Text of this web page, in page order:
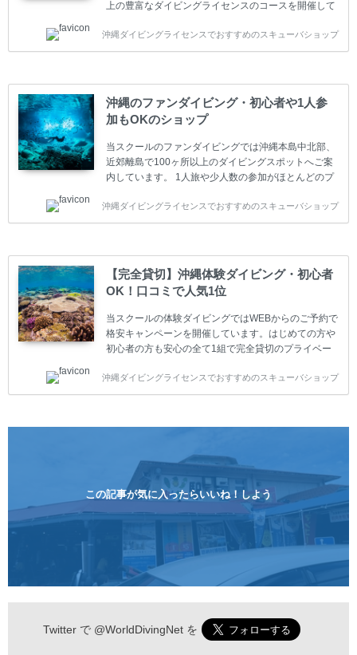
上の豊富なダイビングライセンスのコースを開催して
(TEC)のコースもご用意しています。 当スクールを受
講するお客様は一人参加などの少人数のご参加が最も
スクールです。各種ダイビングライセンス取得コース
は年間を通じてキャンペーンを行っています。 ベーシ
ックダイバー(Cカード) 1日間+eラーニング 最安値キ
ャンペーン ￥22800(税込) ￥16800(税込) 器材 / 送
迎 / 保険 / 全て込み ダイビング...
沖縄ダイビングライセンスでおすすめのスキューバショップ
沖縄のファンダイビング・初心者や1人参
加もOKのショップ
当スクールのファンダイビングでは沖縄本島中北部、
近郊離島で100ヶ所以上のダイビングスポットへご案
内しています。 1人旅や少人数の参加がほとんどのプ
の方も安心して楽しめるようにリフレッシュダイビン
グコースもご用意しています。お1人様も初心者の方
イセンスを取得したお客様、ファンダイビングのリピ
ーター様はファンダイビングの全てのコース費が
10%OFF、フル器材レンタルが50%OFFになります。
沖縄本島周辺ビーチ・ファンダイビング ￥13800(税
込)【 2ビーチ 】 ウエイト / タンク / 送迎...
沖縄ダイビングライセンスでおすすめのスキューバショップ
【完全貸切】沖縄体験ダイビング・初心者
OK！口コミで人気1位
当スクールの体験ダイビングではWEBからのご予約で
格安キャンペーンを開催しています。はじめての方や
初心者の方も安心の全て1組で完全貸切のプライベー
1人様から気軽にご参加ください。 全てのコースで高
画質の記念撮影&水中撮影付きです。初心者の方やダ
す。 沖縄本島周辺ビーチ・体験ダイビング 格安キャ
険 / 全て込み ダイビングがはじめての方や初心者でも
気軽に体験できる半日のコース。沖縄本島のビーチか
らのんびりダイビングを楽しめます...
沖縄ダイビングライセンスでおすすめのスキューバショップ
この記事が気に入ったらいいね！しよう
Twitter で @WorldDivingNetを